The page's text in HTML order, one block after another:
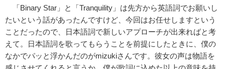
「Binary Star」と「Tranquility」は先方から英語詞でお願いし
たいという話があったんですけど、今回はお任せしますという
ことだったので、日本語詞で新しいアプローチが出来ればと考
えて。日本語詞を歌ってもらうことを前提にしたときに、僕の
なかでパッと浮かんだのがmizukiさんです。彼女の声は物語を